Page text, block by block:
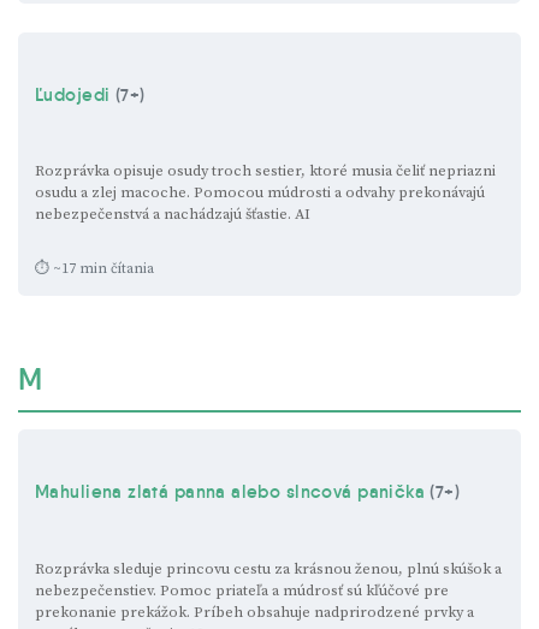
Ľudojedi (7+)
Rozprávka opisuje osudy troch sestier, ktoré musia čeliť nepriazni
osudu a zlej macoche. Pomocou múdrosti a odvahy prekonávajú
nebezpečenstvá a nachádzajú šťastie. AI
⏱ ~17 min čítania
M
Mahuliena zlatá panna alebo slncová panička(7+)
Rozprávka sleduje princovu cestu za krásnou ženou, plnú skúšok a
nebezpečenstiev. Pomoc priateľa a múdrosť sú kľúčové pre
prekonanie prekážok. Príbeh obsahuje nadprirodzené prvky a